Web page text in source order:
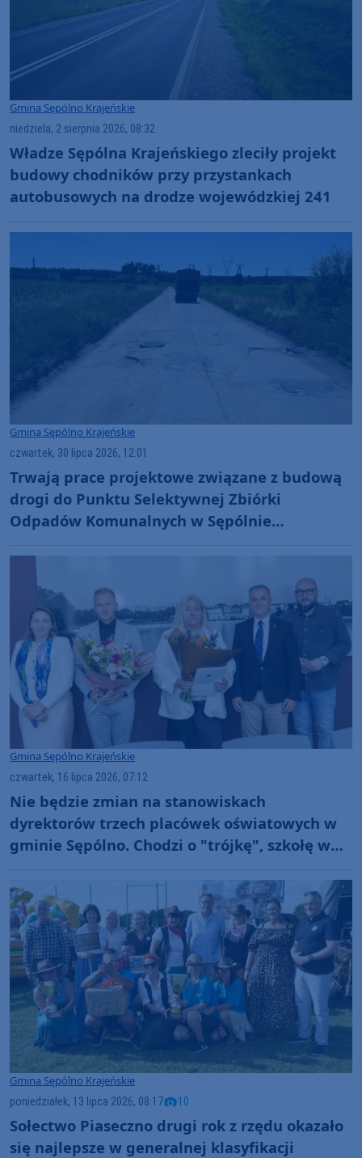
Gmina Sępólno Krajeńskie
niedziela, 2 sierpnia 2026, 08:32
Władze Sępólna Krajeńskiego zleciły projekt
budowy chodników przy przystankach
autobusowych na drodze wojewódzkiej 241
Gmina Sępólno Krajeńskie
czwartek, 30 lipca 2026, 12:01
Trwają prace projektowe związane z budową
drogi do Punktu Selektywnej Zbiórki
Odpadów Komunalnych w Sępólnie
Gmina Sępólno Krajeńskie
czwartek, 16 lipca 2026, 07:12
Nie będzie zmian na stanowiskach
dyrektorów trzech placówek oświatowych w
gminie Sępólno. Chodzi o "trójkę", szkołę w
Gmina Sępólno Krajeńskie
poniedziałek, 13 lipca 2026, 08:17 10
Sołectwo Piaseczno drugi rok z rzędu okazało
się najlepsze w generalnej klasyfikacji